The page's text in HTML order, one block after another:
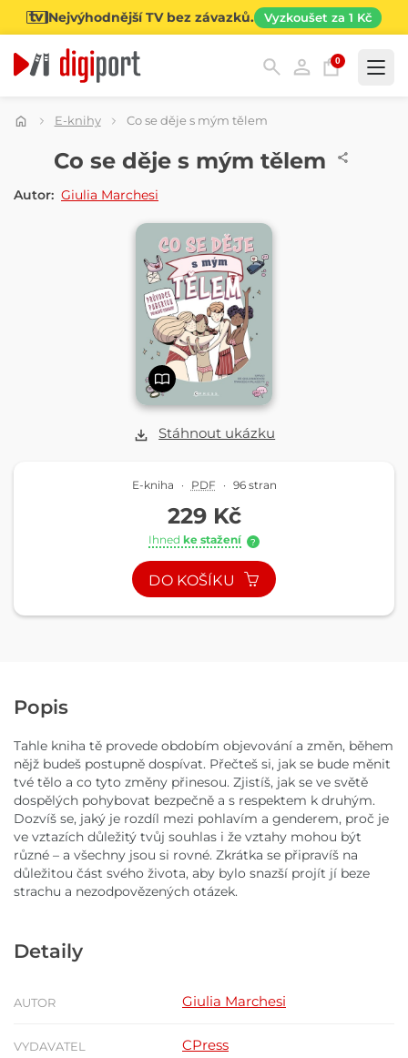
Nejvýhodnější TV bez závazků. Vyzkoušet za 1 Kč
0
Kategorie
E-knihy Co se děje s mým tělem
Stáhnout ukázku
E-KNIHACo se děje s mým tělem
Autor: Giulia Marchesi
E-kniha · PDF · 96 stran
229 Kč
Ihned ke stažení ?
DO KOŠÍKU
Popis
Tahle kniha tě provede obdobím objevování a změn, během
nějž budeš postupně dospívat. Přečteš si, jak se bude měnit
tvé tělo a co tyto změny přinesou. Zjistíš, jak se ve světě
dospělých pohybovat bezpečně a s respektem k druhým.
Dozvíš se, jaký je rozdíl mezi pohlavím a genderem, proč je
ve vztazích důležitý tvůj souhlas i že vztahy mohou být
různé – a všechny jsou si rovné. Zkrátka se připravíš na
důležitou část svého života, aby bylo snazší projít jí beze
strachu a nezodpovězených otázek.
Detaily
AUTOR Giulia Marchesi
VYDAVATEL CPress